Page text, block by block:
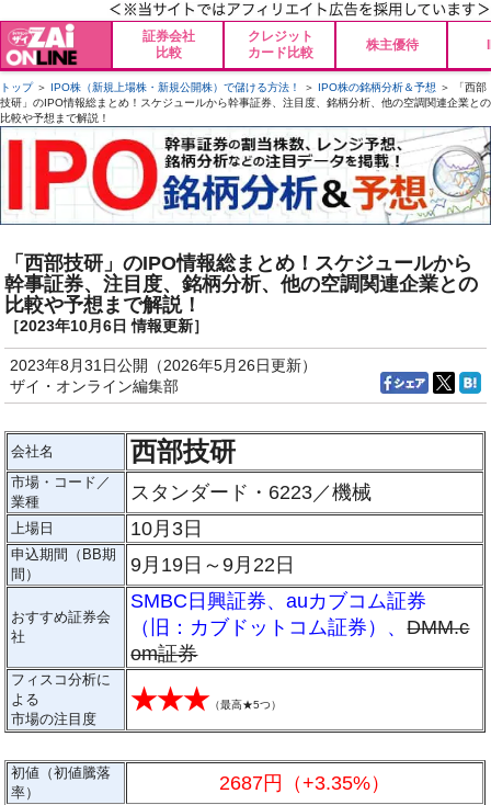
証券会社
比較
クレジット
カード比較
株主優待
トップ＞ IPO株（新規上場株・新規公開株）で儲ける方法！ ＞ IPO株の銘柄分析＆予想 ＞ 「西部
技研」のIPO情報総まとめ！スケジュールから幹事証券、注目度、銘柄分析、他の空調関連企業との
比較や予想まで解説！
「西部技研」のIPO情報総まとめ！スケジュールから
幹事証券、注目度、銘柄分析、他の空調関連企業との
比較や予想まで解説！
［2023年10月6日 情報更新］
2023年8月31日公開（2026年5月26日更新）
ザイ・オンライン編集部
会社名 西部技研
市場・コード／
業種
スタンダード・6223／機械
上場日 10月3日
申込期間（BB期
間）
9月19日～9月22日
おすすめ証券会
社
SMBC日興証券、auカブコム証券
（旧：カブドットコム証券） 、DMM.c
om証券
フィスコ分析に
よる
市場の注目度
★★★ （最高★5つ）
初値（初値騰落
率）
2687円（+3.35%）